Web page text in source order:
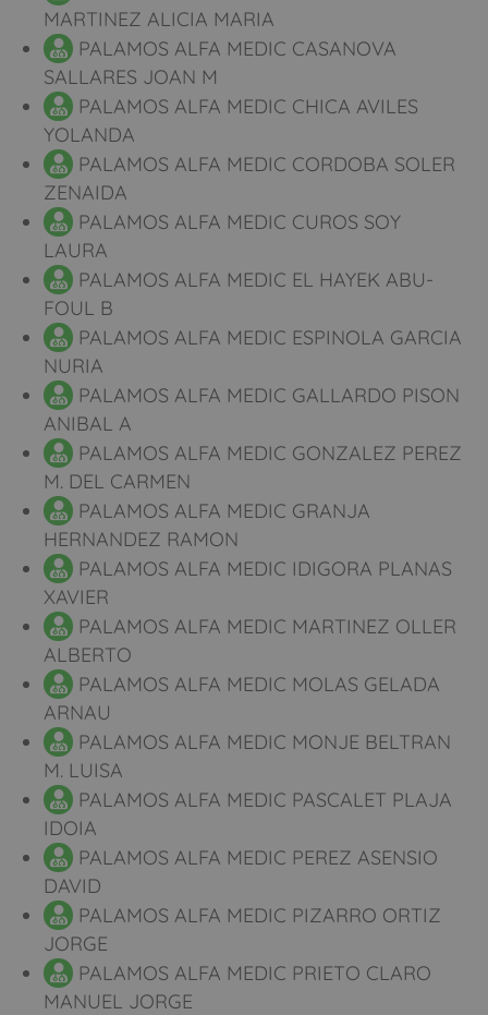
MARTINEZ ALICIA MARIA
PALAMOS ALFA MEDIC CASANOVA
SALLARES JOAN M
PALAMOS ALFA MEDIC CHICA AVILES
YOLANDA
PALAMOS ALFA MEDIC CORDOBA SOLER
ZENAIDA
PALAMOS ALFA MEDIC CUROS SOY
LAURA
PALAMOS ALFA MEDIC EL HAYEK ABU-
FOUL B
PALAMOS ALFA MEDIC ESPINOLA GARCIA
NURIA
PALAMOS ALFA MEDIC GALLARDO PISON
ANIBAL A
PALAMOS ALFA MEDIC GONZALEZ PEREZ
M. DEL CARMEN
PALAMOS ALFA MEDIC GRANJA
HERNANDEZ RAMON
PALAMOS ALFA MEDIC IDIGORA PLANAS
XAVIER
PALAMOS ALFA MEDIC MARTINEZ OLLER
ALBERTO
PALAMOS ALFA MEDIC MOLAS GELADA
ARNAU
PALAMOS ALFA MEDIC MONJE BELTRAN
M. LUISA
PALAMOS ALFA MEDIC PASCALET PLAJA
IDOIA
PALAMOS ALFA MEDIC PEREZ ASENSIO
DAVID
PALAMOS ALFA MEDIC PIZARRO ORTIZ
JORGE
PALAMOS ALFA MEDIC PRIETO CLARO
MANUEL JORGE